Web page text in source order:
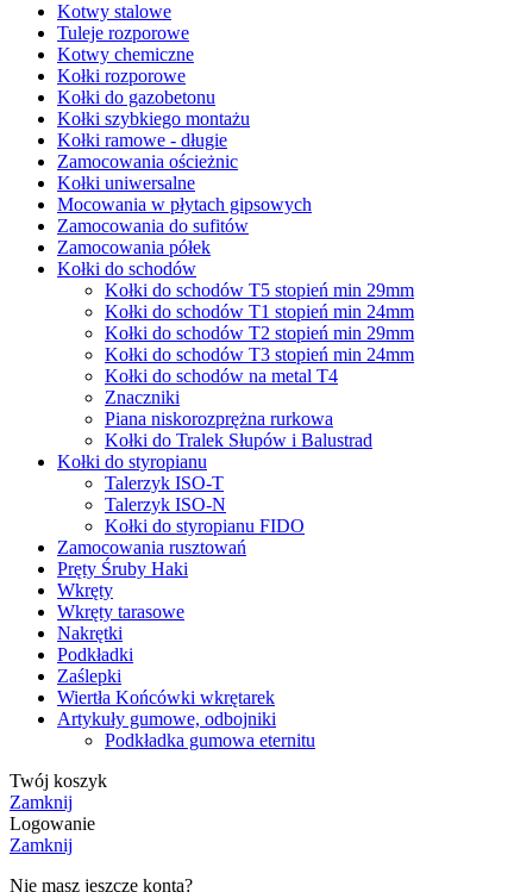
Kotwy stalowe
Tuleje rozporowe
Kotwy chemiczne
Kołki rozporowe
Kołki do gazobetonu
Kołki szybkiego montażu
Kołki ramowe - długie
Zamocowania ościeżnic
Kołki uniwersalne
Mocowania w płytach gipsowych
Zamocowania do sufitów
Zamocowania półek
Kołki do schodów
Kołki do schodów T5 stopień min 29mm
Kołki do schodów T1 stopień min 24mm
Kołki do schodów T2 stopień min 29mm
Kołki do schodów T3 stopień min 24mm
Kołki do schodów na metal T4
Znaczniki
Piana niskorozprężna rurkowa
Kołki do Tralek Słupów i Balustrad
Kołki do styropianu
Talerzyk ISO-T
Talerzyk ISO-N
Kołki do styropianu FIDO
Zamocowania rusztowań
Pręty Śruby Haki
Wkręty
Wkręty tarasowe
Nakrętki
Podkładki
Zaślepki
Wiertła Końcówki wkrętarek
Artykuły gumowe, odbojniki
Podkładka gumowa eternitu
Twój koszyk
Zamknij
Logowanie
Zamknij
Nie masz jeszcze konta?